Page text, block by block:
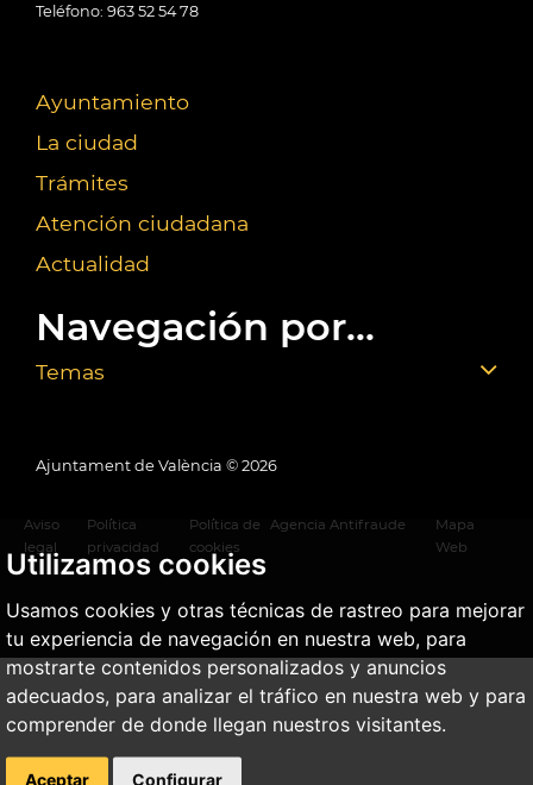
Utilizamos cookies
Usamos cookies y otras técnicas de rastreo para mejorar
tu experiencia de navegación en nuestra web, para
mostrarte contenidos personalizados y anuncios
adecuados, para analizar el tráfico en nuestra web y para
comprender de donde llegan nuestros visitantes.
Aceptar Configurar
Teléfono: 963 52 54 78
Ayuntamiento
La ciudad
Trámites
Atención ciudadana
Actualidad
Navegación por...
Temas
Ajuntament de València © 2026
Aviso
legal
Política
privacidad
Política de
cookies
Agencia Antifraude
Mapa
Web